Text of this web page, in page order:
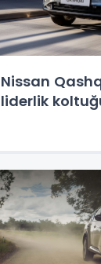
Nissan
liderlik